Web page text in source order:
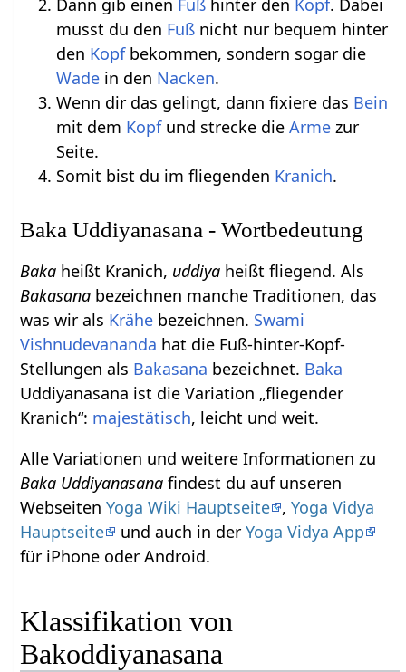
Dann gib einen Fuß hinter den Kopf. Dabei
musst du den Fuß nicht nur bequem hinter
den Kopfbekommen, sondern sogar die
Wade in den Nacken.
Wenn dir das gelingt, dann fixiere das Bein
mit dem Kopfund strecke dieArme zur
Seite.
Somit bist du im fliegenden Kranich.
Baka Uddiyanasana - Wortbedeutung
Baka heißt Kranich, uddiya heißt fliegend. Als
Bakasana bezeichnen manche Traditionen, das
was wir als Krähe bezeichnen. Swami
Vishnudevananda hat die Fuß-hinter-Kopf-
Stellungen als Bakasana bezeichnet. Baka
Uddiyanasana ist die Variation „fliegender
Kranich“: majestätisch, leicht und weit.
Alle Variationen und weitere Informationen zu
Baka Uddiyanasana findest du auf unseren
WebseitenYoga Wiki Hauptseite ,Yoga Vidya
Hauptseite
und auch in derYoga Vidya App
für iPhone oder Android.
Klassifikation von
Bakoddiyanasana